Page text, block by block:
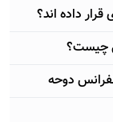
داده اند؟
چیست؟
دوحه